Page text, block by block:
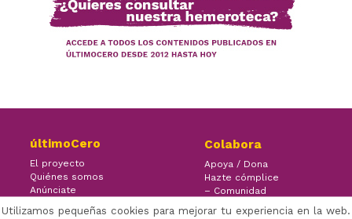
últimoCero
El proyecto
Quiénes somos
Anúnciate
Colabora
Apoya / Dona
Hazte cómplice
– Comunidad
Utilizamos pequeñas cookies para mejorar tu experiencia en la web.